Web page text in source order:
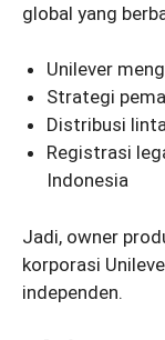
global yang
Unilever
Strategi
Distribusi
Registrasi
Indonesia
Jadi, owner
korporasi
independen.